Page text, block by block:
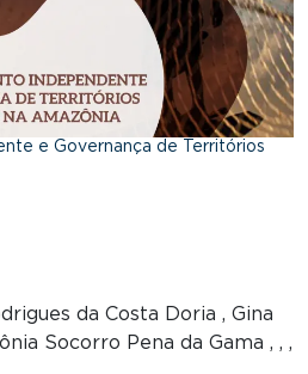
e Governança de Territórios
da Costa Doria , Gina
Socorro Pena da Gama , , ,